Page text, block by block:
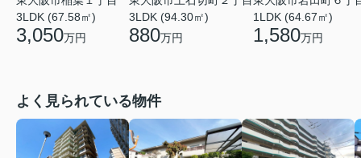
3LDK (67.58㎡)
3,050万円
3LDK (94.30㎡)
880万円
1LDK (64.67㎡)
1,580万円
よく見られている物件